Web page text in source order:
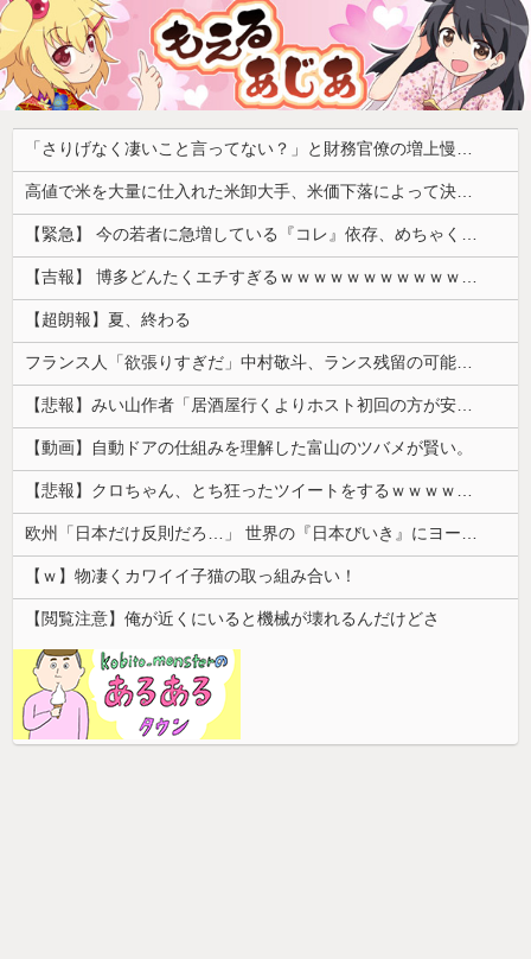
「さりげなく凄いこと言ってない？」と財務官僚の増上慢っぷりに衝撃を受ける人が続出、なぜ官僚にすぎない財務省が……
高値で米を大量に仕入れた米卸大手、米価下落によって決算が凄まじいことになっている模様
【緊急】 今の若者に急増している『コレ』依存、めちゃくちゃ深刻な模様w w w w w w w w w w
【吉報】 博多どんたくエチすぎるｗｗｗｗｗｗｗｗｗｗｗｗｗｗｗ
【超朗報】夏、終わる
フランス人「欲張りすぎだ」中村敬斗、ランス残留の可能性を会長が示唆！移籍金が交渉の壁に..現地サポの本音がこれ！【海外の反応】
【悲報】みい山作者「居酒屋行くよりホスト初回の方が安くてチヤホヤされる」
【動画】自動ドアの仕組みを理解した富山のツバメが賢い。
【悲報】クロちゃん、とち狂ったツイートをするｗｗｗｗｗｗｗ
欧州「日本だけ反則だろ…」 世界の『日本びいき』にヨーロッパ全土から不満の声
【ｗ】物凄くカワイイ子猫の取っ組み合い！
【閲覧注意】俺が近くにいると機械が壊れるんだけどさ